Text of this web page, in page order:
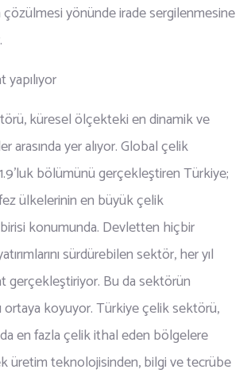
çözülmesi yönünde irade sergilenmesine
küresel ölçekteki en dinamik ve
arasında yer alıyor. Global çelik
bölümünü gerçekleştiren Türkiye;
ülkelerinin en büyük çelik
konumunda. Devletten hiçbir
sürdürebilen sektör, her yıl
gerçekleştiriyor. Bu da sektörün
ortaya koyuyor. Türkiye çelik sektörü,
en fazla çelik ithal eden bölgelere
üretim teknolojisinden, bilgi ve tecrübe